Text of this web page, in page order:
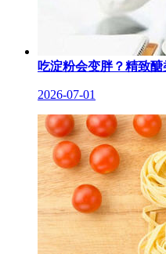
吃淀粉会变胖？精致
2026-07-01